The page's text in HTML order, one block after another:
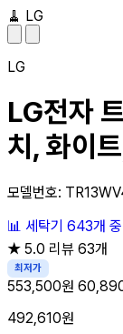
🧹 LG
LG
LG전자
치, 화이
모델번호:
📊 세탁기 643개 중
★ 5.0 리뷰 63개
최저가
553,500원
492,610원